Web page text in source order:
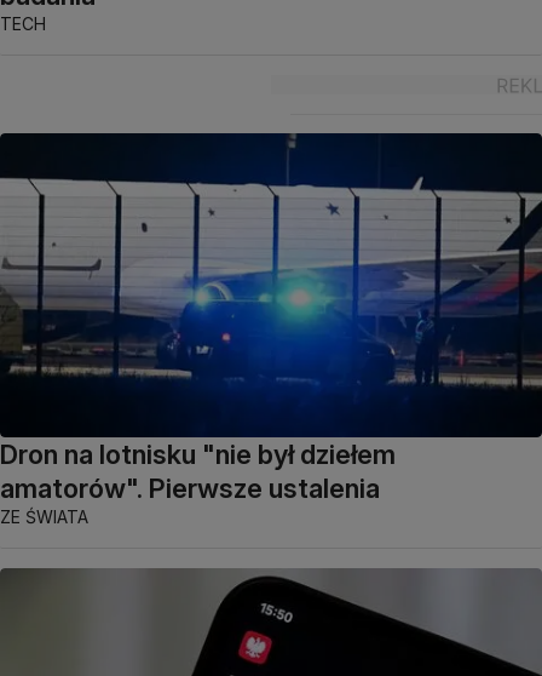
TECH
Dron na lotnisku "nie był dziełem
amatorów". Pierwsze ustalenia
ZE ŚWIATA